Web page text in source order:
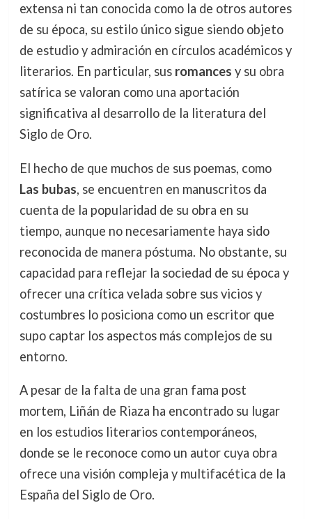
extensa ni tan conocida como la de otros autores
de su época, su estilo único sigue siendo objeto
de estudio y admiración en círculos académicos y
literarios. En particular, sus romances y su obra
satírica se valoran como una aportación
significativa al desarrollo de la literatura del
Siglo de Oro.
El hecho de que muchos de sus poemas, como
Las bubas, se encuentren en manuscritos da
cuenta de la popularidad de su obra en su
tiempo, aunque no necesariamente haya sido
reconocida de manera póstuma. No obstante, su
capacidad para reflejar la sociedad de su época y
ofrecer una crítica velada sobre sus vicios y
costumbres lo posiciona como un escritor que
supo captar los aspectos más complejos de su
entorno.
A pesar de la falta de una gran fama post
mortem, Liñán de Riaza ha encontrado su lugar
en los estudios literarios contemporáneos,
donde se le reconoce como un autor cuya obra
ofrece una visión compleja y multifacética de la
España del Siglo de Oro.